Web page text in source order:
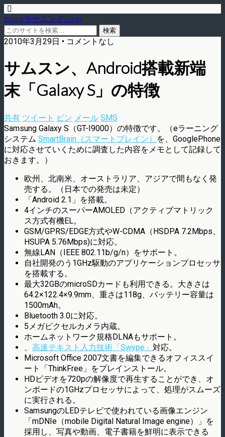
blog.eラーニング.co.jp
2010年3月29日 • コメントなし
サムスン、Android搭載新端
末「Galaxy S」の特徴
共有 ツイート ピン メール SMS
Samsung Galaxy S（GT-I9000）の特徴です。（eラーニング
システム SmartBrain（スマートブレイン）
を、GooglePhone
に対応させていくために調査した内容をメモとして記録して
おきます。）
欧州、北南米、オーストラリア、アジアで間もなく発
売する。（日本での発売は未定）
「Android 2.1」を搭載。
4インチのスーパーAMOLED（アクティブマトリック
ス方式有機EL。
GSM/GPRS/EDGE方式やW-CDMA（HSDPA 7.2Mbps、
HSUPA 5.76Mbps)に対応。
無線LAN（IEEE 802.11b/g/n）をサポート。
自社開発のう1GHz駆動のアプリケーションプロセッサ
を搭載する。
最大32GBのmicroSDカードも利用できる。大きさは
64.2×122.4×9.9mm、重さは118g、バッテリー容量は
1500mAh。
Bluetooth 3.0に対応。
5メガピクセルカメラ内蔵。
ホームネットワーク規格DLNAもサポート。
、 高速テキスト入力技術「Swype」 対応。
Microsoft Office 2007文書を編集できるオフィススイ
ート「ThinkFree」をプレインストール。
HDビデオを720pの解像度で再生することができ、オ
ンボードの1GHzプロセッサによって、処理がスムーズ
に実行される。
SamsungのLEDテレビで使われている画像エンジン
「mDNIe（mobile Digital Natural Image engine）」を
採用し、写真や動画、電子書籍を鮮明に表示できる